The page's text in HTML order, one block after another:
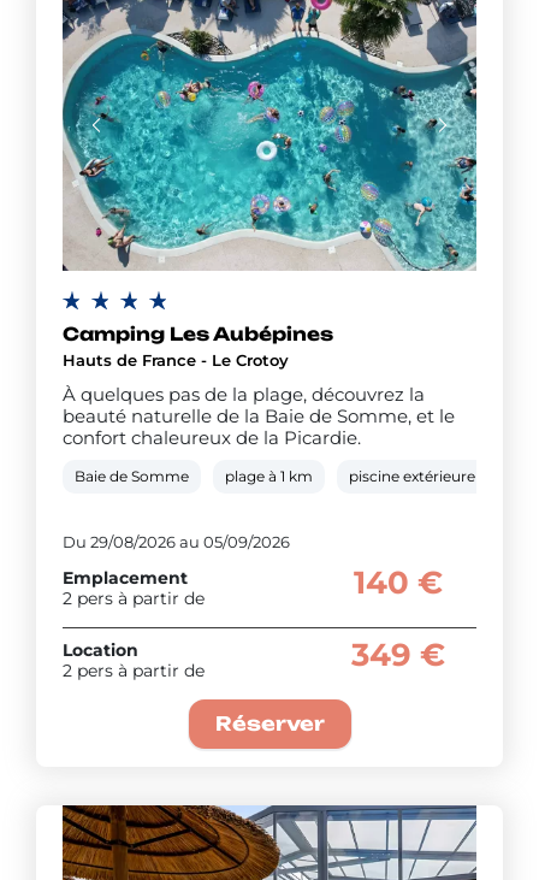
Camping Les Aubépines
Hauts de France - Le Crotoy
À quelques pas de la plage, découvrez la
beauté naturelle de la Baie de Somme, et le
confort chaleureux de la Picardie.
Baie de Somme plage à 1 km piscine extérieure
Du 29/08/2026 au 05/09/2026
Emplacement
2 pers à partir de
140 €
Location
2 pers à partir de
349 €
Réserver